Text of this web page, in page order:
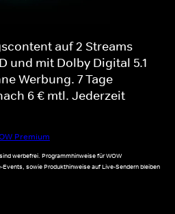
auf 2 Streams
und mit Dolby Digital 5.1
Werbung. 7 Tage
6 € mtl. Jederzeit
Premium
werbefrei. Programmhinweise für WOW
sowie Produkthinweise auf Live-Sendern bleiben